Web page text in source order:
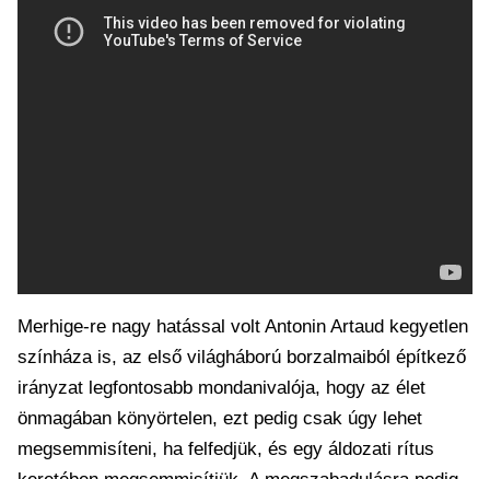
Merhige-re nagy hatással volt Antonin Artaud kegyetlen
színháza is, az első világháború borzalmaiból építkező
irányzat legfontosabb mondanivalója, hogy az élet
önmagában könyörtelen, ezt pedig csak úgy lehet
megsemmisíteni, ha felfedjük, és egy áldozati rítus